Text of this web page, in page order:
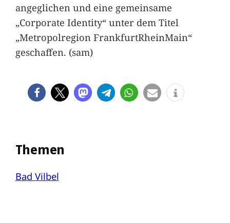
angeglichen und eine gemeinsame
„Corporate Identity“ unter dem Titel
„Metropolregion FrankfurtRheinMain“
geschaffen. (sam)
Themen
Bad Vilbel